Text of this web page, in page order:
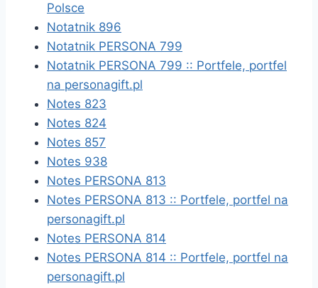
Polsce
Notatnik 896
Notatnik PERSONA 799
Notatnik PERSONA 799 :: Portfele, portfel
na personagift.pl
Notes 823
Notes 824
Notes 857
Notes 938
Notes PERSONA 813
Notes PERSONA 813 :: Portfele, portfel na
personagift.pl
Notes PERSONA 814
Notes PERSONA 814 :: Portfele, portfel na
personagift.pl